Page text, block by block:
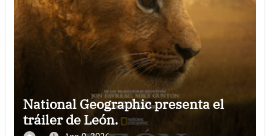
National Geographic presenta el
tráiler de León.